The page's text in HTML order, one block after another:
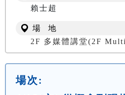
賴士超
場 地
2F 多媒體講堂(2F
場次: